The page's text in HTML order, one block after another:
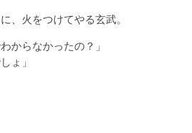
、火をつけてやる玄武。
からなかったの？」
ょ」